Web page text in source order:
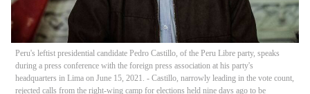
Peru's leftist presidential candidate Pedro Castillo, of the Peru Libre party, speaks
during a press conference with the foreign press association at his party's
headquarters in Lima on June 15, 2021. - Castillo, narrowly leading in the vote count,
rejected calls from the right-wing camp for elections held nine days ago to be